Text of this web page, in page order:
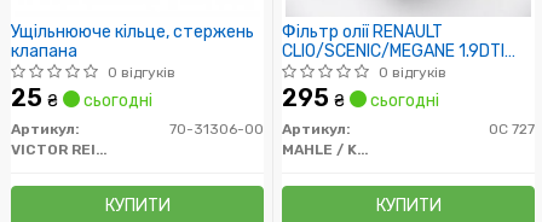
Ущільнююче кільце, стержень
клапана
0 відгуків
25 ₴ сьогодні
Артикул:
70-31306-00
VICTOR REINZ
КУПИТИ
Фільтр олії RENAULT
CLIO/SCENIC/MEGANE 1.9DTI
3/97-8/03, 1.9DCi 4/04-
/H=64mm/
0 відгуків
295 ₴ сьогодні
Артикул:
OC 727
MAHLE / KNECHT
КУПИТИ